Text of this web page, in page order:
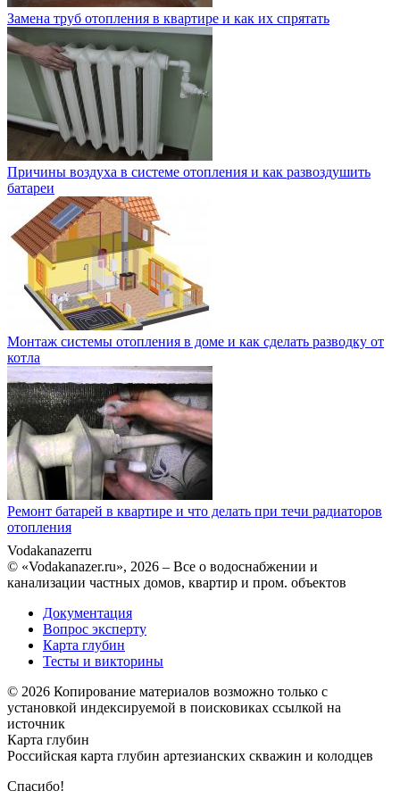
Замена труб отопления в квартире и как их спрятать
Причины воздуха в системе отопления и как развоздушить
батареи
Монтаж системы отопления в доме и как сделать разводку от
котла
Ремонт батарей в квартире и что делать при течи радиаторов
отопления
Vodakanazerru
© «Vodakanazer.ru», 2026 – Все о водоснабжении и
канализации частных домов, квартир и пром. объектов
Документация
Вопрос эксперту
Карта глубин
Тесты и викторины
© 2026 Копирование материалов возможно только с
установкой индексируемой в поисковиках ссылкой на
источник
Карта глубин
Российская карта глубин артезианских скважин и колодцев
Спасибо!